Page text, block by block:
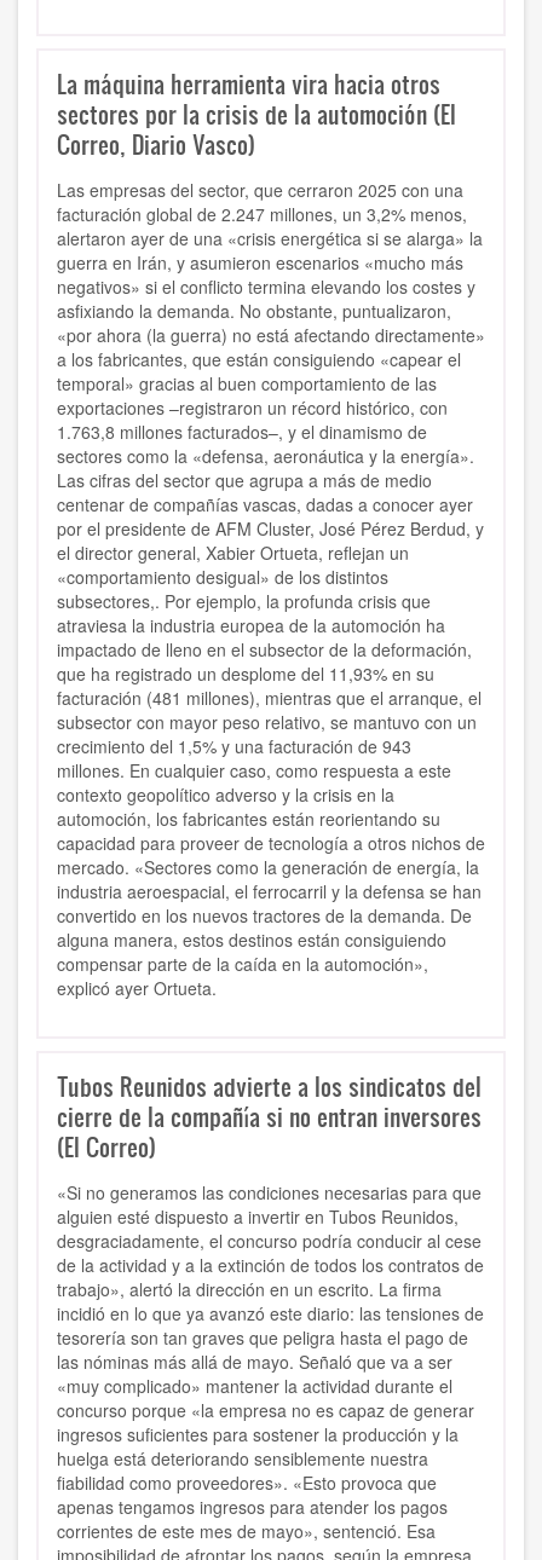
La máquina herramienta vira hacia otros
sectores por la crisis de la automoción (El
Correo, Diario Vasco)
Las empresas del sector, que cerraron 2025 con una
facturación global de 2.247 millones, un 3,2% menos,
alertaron ayer de una «crisis energética si se alarga» la
guerra en Irán, y asumieron escenarios «mucho más
negativos» si el conflicto termina elevando los costes y
asfixiando la demanda. No obstante, puntualizaron,
«por ahora (la guerra) no está afectando directamente»
a los fabricantes, que están consiguiendo «capear el
temporal» gracias al buen comportamiento de las
exportaciones –registraron un récord histórico, con
1.763,8 millones facturados–, y el dinamismo de
sectores como la «defensa, aeronáutica y la energía».
Las cifras del sector que agrupa a más de medio
centenar de compañías vascas, dadas a conocer ayer
por el presidente de AFM Cluster, José Pérez Berdud, y
el director general, Xabier Ortueta, reflejan un
«comportamiento desigual» de los distintos
subsectores,. Por ejemplo, la profunda crisis que
atraviesa la industria europea de la automoción ha
impactado de lleno en el subsector de la deformación,
que ha registrado un desplome del 11,93% en su
facturación (481 millones), mientras que el arranque, el
subsector con mayor peso relativo, se mantuvo con un
crecimiento del 1,5% y una facturación de 943
millones. En cualquier caso, como respuesta a este
contexto geopolítico adverso y la crisis en la
automoción, los fabricantes están reorientando su
capacidad para proveer de tecnología a otros nichos de
mercado. «Sectores como la generación de energía, la
industria aeroespacial, el ferrocarril y la defensa se han
convertido en los nuevos tractores de la demanda. De
alguna manera, estos destinos están consiguiendo
compensar parte de la caída en la automoción»,
explicó ayer Ortueta.
Tubos Reunidos advierte a los sindicatos del
cierre de la compañía si no entran inversores
(El Correo)
«Si no generamos las condiciones necesarias para que
alguien esté dispuesto a invertir en Tubos Reunidos,
desgraciadamente, el concurso podría conducir al cese
de la actividad y a la extinción de todos los contratos de
trabajo», alertó la dirección en un escrito. La firma
incidió en lo que ya avanzó este diario: las tensiones de
tesorería son tan graves que peligra hasta el pago de
las nóminas más allá de mayo. Señaló que va a ser
«muy complicado» mantener la actividad durante el
concurso porque «la empresa no es capaz de generar
ingresos suficientes para sostener la producción y la
huelga está deteriorando sensiblemente nuestra
fiabilidad como proveedores». «Esto provoca que
apenas tengamos ingresos para atender los pagos
corrientes de este mes de mayo», sentenció. Esa